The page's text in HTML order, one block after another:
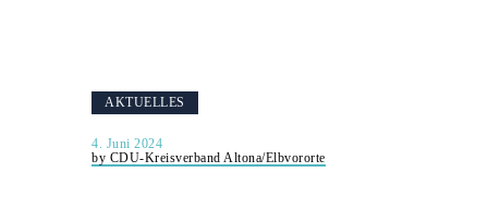
JETZT ENGAGIEREN!
AKTUELLES
4. Juni 2024
by CDU-Kreisverband Altona/Elbvororte